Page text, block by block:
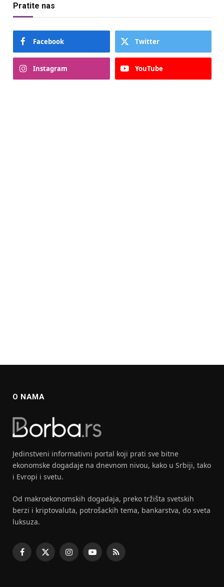
Pratite nas
Facebook Twitter
Instagram YouTube
O NAMA
Jedinstveni informativni portal koji prati sve bitne
ekonomske dogadaje na dnevnom nivou, kako u Srbiji, tako
i Evropi i svetu.
Od makroekonomskih dogadaja, preko tržišta svetskih
berzi i kriptovaluta, potrošackih tema, bankarstva, do sveta
luksuza.
Facebook
X
InstagramYouTubeRSS